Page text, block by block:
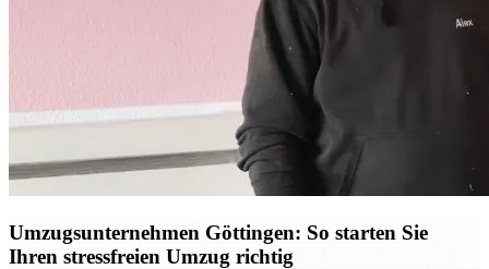
Umzugsunternehmen Göttingen: So starten Sie
Ihren stressfreien Umzug richtig